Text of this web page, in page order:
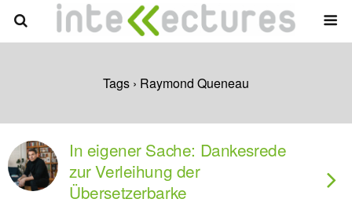
Tags › Raymond Queneau
In eigener Sache: Dankesrede
zur Verleihung der
Übersetzerbarke